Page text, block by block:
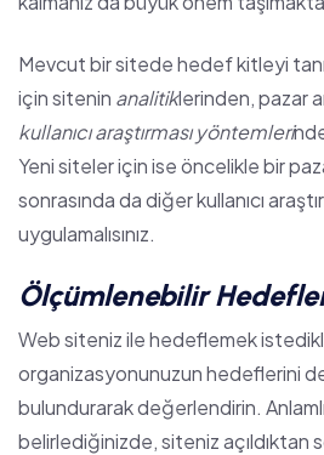
Mevcut bir sitede hedef kitleyi
için sitenin analitiklerinden, pazar
kullanıcı araştırması yöntemleri
Yeni siteler için ise öncelikle bir
sonrasında da diğer kullanıcı
uygulamalısınız.
Ölçümlenebilir
Web siteniz ile hedeflemek
organizasyonunuzun hedeflerini
bulundurarak değerlendirin.
belirlediğinizde, siteniz açıldıktan